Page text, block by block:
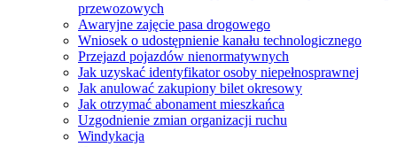
przewozowych
Awaryjne zajęcie pasa drogowego
Wniosek o udostępnienie kanału technologicznego
Przejazd pojazdów nienormatywnych
Jak uzyskać identyfikator osoby niepełnosprawnej
Jak anulować zakupiony bilet okresowy
Jak otrzymać abonament mieszkańca
Uzgodnienie zmian organizacji ruchu
Windykacja